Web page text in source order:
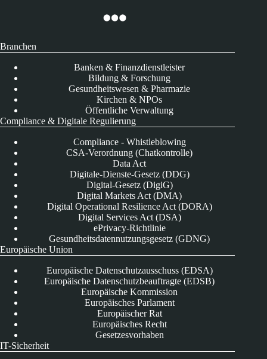
Branchen
Banken & Finanzdienstleister
Bildung & Forschung
Gesundheitswesen & Pharmazie
Kirchen & NPOs
Öffentliche Verwaltung
Compliance & Digitale Regulierung
Compliance - Whistleblowing
CSA-Verordnung (Chatkontrolle)
Data Act
Digitale-Dienste-Gesetz (DDG)
Digital-Gesetz (DigiG)
Digital Markets Act (DMA)
Digital Operational Resilience Act (DORA)
Digital Services Act (DSA)
ePrivacy-Richtlinie
Gesundheitsdatennutzungsgesetz (GDNG)
Europäische Union
Europäische Datenschutzausschuss (EDSA)
Europäische Datenschutzbeauftragte (EDSB)
Europäische Kommission
Europäisches Parlament
Europäischer Rat
Europäisches Recht
Gesetzesvorhaben
IT-Sicherheit